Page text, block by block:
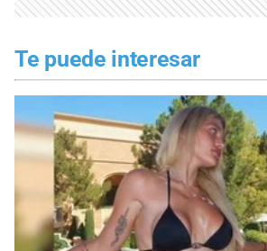
Te puede interesar